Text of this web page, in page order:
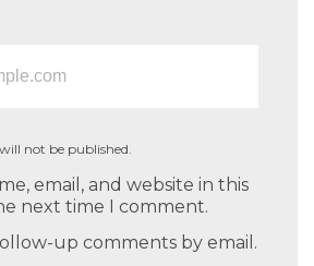
not be published.
email, and website in this
next time I comment.
up comments by email.